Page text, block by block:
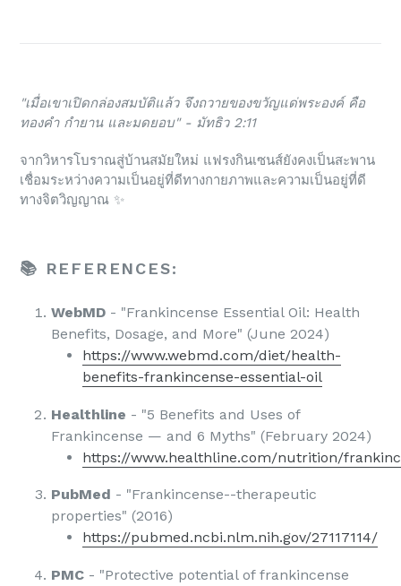
"เมื่อเขาเปิดกล่องสมบัติแล้ว จึงถวายของขวัญแด่พระองค์ คือ
ทองคำ กำยาน และมดยอบ" - มัทธิว 2:11
จากวิหารโบราณสู่บ้านสมัยใหม่ แฟรงกินเซนส์ยังคงเป็นสะพาน
เชื่อมระหว่างความเป็นอยู่ที่ดีทางกายภาพและความเป็นอยู่ที่ดี
ทางจิตวิญญาณ ✨
📚 REFERENCES:
WebMD - "Frankincense Essential Oil: Health
Benefits, Dosage, and More" (June 2024)
https://www.webmd.com/diet/health-
benefits-frankincense-essential-oil
Healthline - "5 Benefits and Uses of
Frankincense — and 6 Myths" (February 2024)
https://www.healthline.com/nutrition/
PubMed - "Frankincense--therapeutic
properties" (2016)
https://pubmed.ncbi.nlm.nih.gov/27117114/
PMC - "Protective potential of frankincense